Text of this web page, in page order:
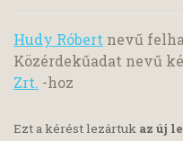
Hudy Róbert nevű
Közérdekűadat nevű
Zrt. -hoz
Ezt a kérést lezártuk az új